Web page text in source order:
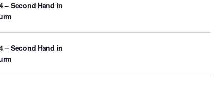
– Second Hand in
– Second Hand in